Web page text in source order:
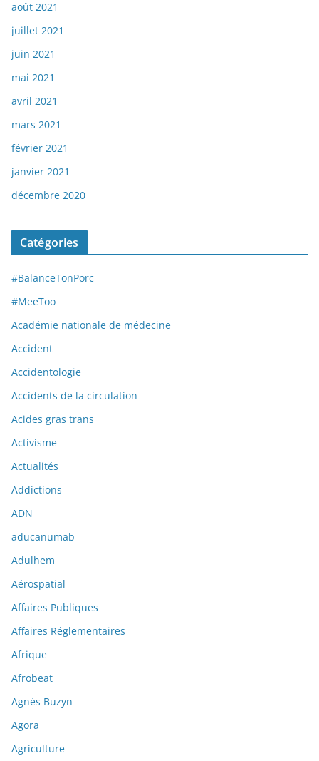
août 2021
juillet 2021
juin 2021
mai 2021
avril 2021
mars 2021
février 2021
janvier 2021
décembre 2020
Catégories
#BalanceTonPorc
#MeeToo
Académie nationale de médecine
Accident
Accidentologie
Accidents de la circulation
Acides gras trans
Activisme
Actualités
Addictions
ADN
aducanumab
Adulhem
Aérospatial
Affaires Publiques
Affaires Réglementaires
Afrique
Afrobeat
Agnès Buzyn
Agora
Agriculture